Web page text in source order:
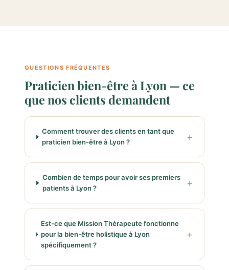
QUESTIONS FRÉQUENTES
Praticien bien-être à Lyon — ce
que nos clients demandent
Comment trouver des clients en tant que
praticien bien-être à Lyon ?
Combien de temps pour avoir ses premiers
patients à Lyon ?
Est-ce que Mission Thérapeute fonctionne
pour la bien-être holistique à Lyon
spécifiquement ?